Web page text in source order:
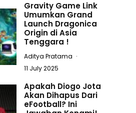
Gravity Game Link
Umumkan Grand
Launch Dragonica
Origin di Asia
Tenggara !
Aditya Pratama ·
11 July 2025
Apakah Diogo Jota
Akan Dihapus Dari
eFootball? Ini